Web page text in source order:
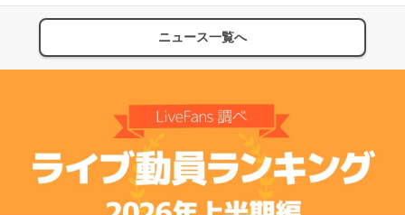
ニュース一覧へ